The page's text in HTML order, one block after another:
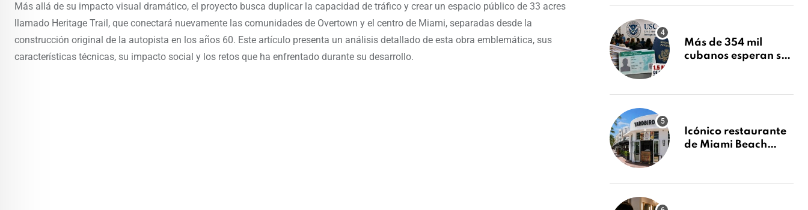
Más allá de su impacto visual dramático, el proyecto busca duplicar la capacidad de tráfico y crear un espacio público de 33 acres
llamado Heritage Trail, que conectará nuevamente las comunidades de Overtown y el centro de Miami, separadas desde la
construcción original de la autopista en los años 60. Este artículo presenta un análisis detallado de esta obra emblemática, sus
características técnicas, su impacto social y los retos que ha enfrentado durante su desarrollo.
tras Writ of
Más de 354 mil
cubanos esperan su
millones de
Icónico restaurante
de Miami Beach
después de 15 años